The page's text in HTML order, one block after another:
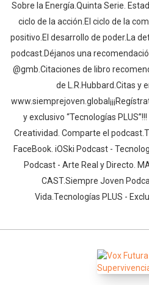
Sobre la Energía.Quinta Serie.
ciclo de la acción.El ciclo de la
positivo.El desarrollo de poder.La
podcast.Déjanos una
@gmb.Citaciones de libro
de L.R.Hubbard.Citas y
y exclusivo “Tecnologías
Creatividad. Comparte el
FaceBook. iOSki Podcast -
Podcast - Arte Real y Directo.
CAST.Siempre Joven
Vida.Tecnologías PLUS -